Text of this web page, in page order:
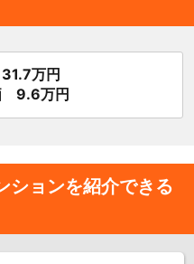
万円
9.6万円
ションを紹介できる